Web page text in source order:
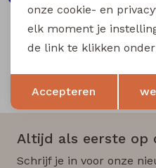
Snelle en
Altijd als eerste op
Schrijf je in voor onze
Terug
onze cookie- en
elk moment je
de link te klikken
Accepteren